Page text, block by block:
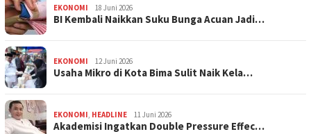
EKONOMI 18 Juni 2026
BI Kembali Naikkan Suku Bunga Acuan Jadi…
EKONOMI 12 Juni 2026
Usaha Mikro di Kota Bima Sulit Naik Kela…
EKONOMI, HEADLINE 11 Juni 2026
Akademisi Ingatkan Double Pressure Effec…